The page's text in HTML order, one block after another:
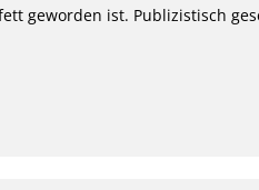
geworden ist. Publizistisch